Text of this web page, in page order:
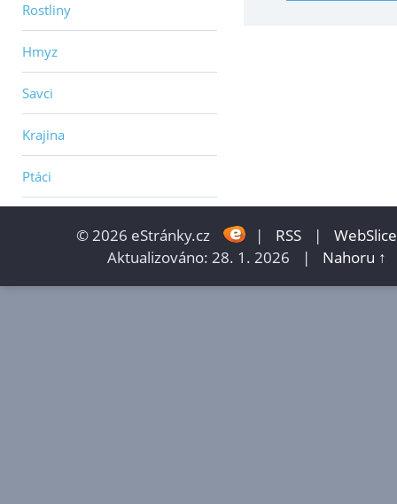
Rostliny
Hmyz
Savci
Krajina
Ptáci
© 2026 eStránky.cz | RSS |
WebSlice
Aktualizováno: 28. 1. 2026
| Nahoru ↑